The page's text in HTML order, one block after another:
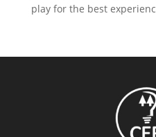
play for the best